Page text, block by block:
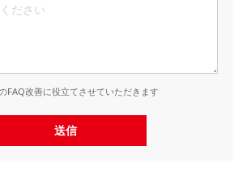
FAQ改善に役立てさせていただきます
送信